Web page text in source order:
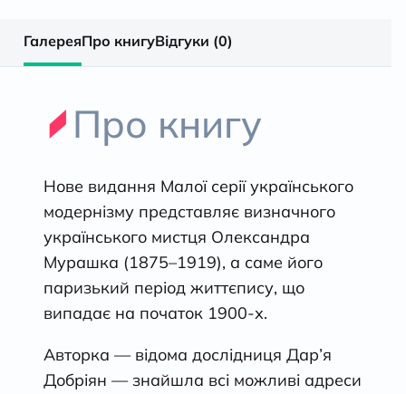
ГалереяПро книгуВідгуки (0)
Про книгу
Нове видання Малої серії українського
модернізму представляє визначного
українського мистця Олександра
Мурашка (1875–1919), а саме його
паризький період життєпису, що
випадає на початок 1900-х.
Авторка — відома дослідниця Дар’я
Добріян — знайшла всі можливі адреси